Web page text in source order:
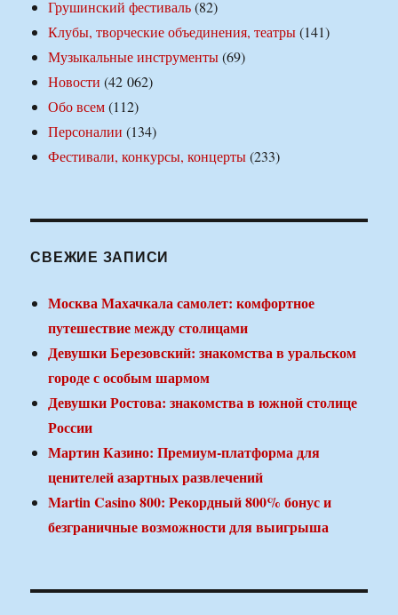
Грушинский фестиваль(82)
Клубы, творческие объединения, театры(141)
Музыкальные инструменты(69)
Новости (42 062)
Обо всем(112)
Персоналии (134)
Фестивали, конкурсы, концерты(233)
СВЕЖИЕ ЗАПИСИ
Москва Махачкала самолет: комфортное
путешествие между столицами
Девушки Березовский: знакомства в уральском
городе с особым шармом
Девушки Ростова: знакомства в южной столице
России
Мартин Казино: Премиум-платформа для
ценителей азартных развлечений
Martin Casino 800: Рекордный 800% бонус и
безграничные возможности для выигрыша